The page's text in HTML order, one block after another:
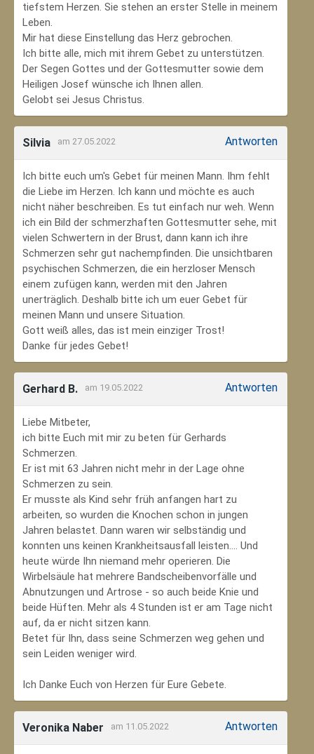
tiefstem Herzen. Sie stehen an erster Stelle in meinem
Leben.
Mir hat diese Einstellung das Herz gebrochen.
Ich bitte alle, mich mit ihrem Gebet zu unterstützen.
Der Segen Gottes und der Gottesmutter sowie dem
Heiligen Josef wünsche ich Ihnen allen.
Gelobt sei Jesus Christus.
Silvia am 27.05.2022 Antworten
Ich bitte euch um's Gebet für meinen Mann. Ihm fehlt
die Liebe im Herzen. Ich kann und möchte es auch
nicht näher beschreiben. Es tut einfach nur weh. Wenn
ich ein Bild der schmerzhaften Gottesmutter sehe, mit
vielen Schwertern in der Brust, dann kann ich ihre
Schmerzen sehr gut nachempfinden. Die unsichtbaren
psychischen Schmerzen, die ein herzloser Mensch
einem zufügen kann, werden mit den Jahren
unerträglich. Deshalb bitte ich um euer Gebet für
meinen Mann und unsere Situation.
Gott weiß alles, das ist mein einziger Trost!
Danke für jedes Gebet!
Gerhard B. am 19.05.2022 Antworten
Liebe Mitbeter,
ich bitte Euch mit mir zu beten für Gerhards
Schmerzen.
Er ist mit 63 Jahren nicht mehr in der Lage ohne
Schmerzen zu sein.
Er musste als Kind sehr früh anfangen hart zu
arbeiten, so wurden die Knochen schon in jungen
Jahren belastet. Dann waren wir selbständig und
konnten uns keinen Krankheitsausfall leisten.... Und
heute würde Ihn niemand mehr operieren. Die
Wirbelsäule hat mehrere Bandscheibenvorfälle und
Abnutzungen und Artrose - so auch beide Knie und
beide Hüften. Mehr als 4 Stunden ist er am Tage nicht
auf, da er nicht sitzen kann.
Betet für Ihn, dass seine Schmerzen weg gehen und
sein Leiden weniger wird.
Ich Danke Euch von Herzen für Eure Gebete.
Veronika Naber am 11.05.2022 Antworten